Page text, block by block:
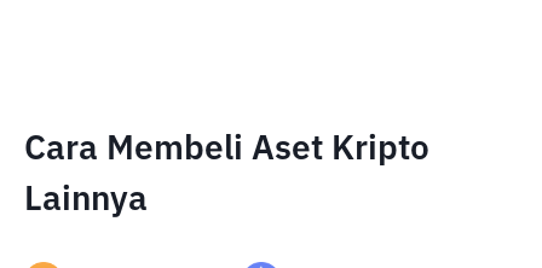
Cara Membeli Aset Kripto
Lainnya